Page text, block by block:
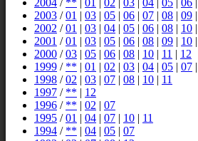
2003 /01 | 03 | 05 | 06 | 07 | 08 | 09 |
2002 /01 | 03 | 04 | 05 | 06 | 08 | 10 |
2001 /01 | 03 | 05 | 06 | 08 | 09 | 10 |
2000 /03 | 05 | 06 | 08 | 10 | 11 | 12
1999 / ** | 01 | 02 | 03 | 04 | 05 | 07 |
1998 /02 | 03 | 07 | 08 | 10 | 11
1997 / ** | 12
1996 / ** | 02 | 07
1995 /01 | 04 | 07 | 10 | 11
1994 / ** | 04 | 05 | 07